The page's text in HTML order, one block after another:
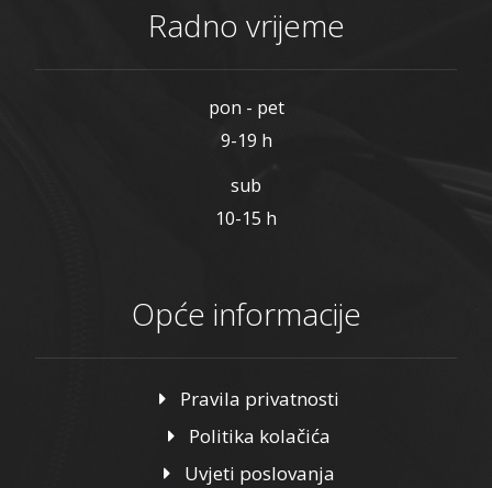
Radno vrijeme
pon - pet
9-19 h
sub
10-15 h
Opće informacije
Pravila privatnosti
Politika kolačića
Uvjeti poslovanja